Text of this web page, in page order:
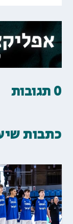
0 תגובות
כתבות